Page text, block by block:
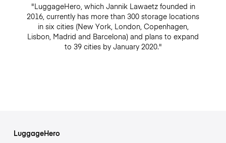
"LuggageHero, which Jannik Lawaetz founded in
2016, currently has more than 300 storage locations
in six cities (New York, London, Copenhagen,
Lisbon, Madrid and Barcelona) and plans to expand
to 39 cities by January 2020."
LuggageHero